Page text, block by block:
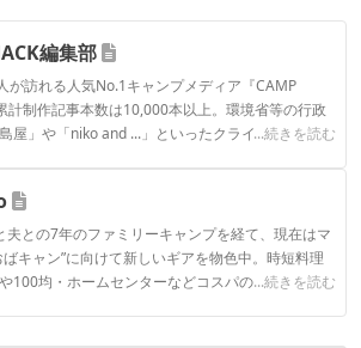
編集部
が訪れる人気No.1キャンプメディア『CAMP
計制作記事本数は10,000本以上。環境省等の行政
屋」や「niko and ...」といったクライアントとの
...続きを読む
編集部のプロフィール
夫との7年のファミリーキャンプを経て、現在はマ
ばキャン”に向けて新しいギアを物色中。時短料理
100均・ホームセンターなどコスパの良好なギア
...続きを読む